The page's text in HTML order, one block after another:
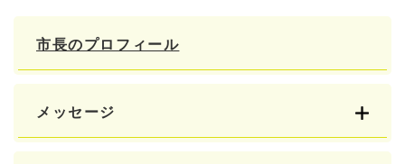
市長のプロフィール
メッセージ